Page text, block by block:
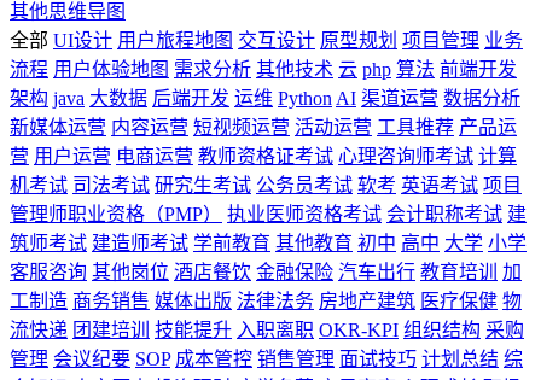
其他思维导图
全部 UI设计 用户旅程地图 交互设计 原型规划 项目管理 业务
流程 用户体验地图 需求分析 其他技术 云 php 算法 前端开发
架构 java 大数据 后端开发 运维 Python AI 渠道运营 数据分析
新媒体运营 内容运营 短视频运营 活动运营 工具推荐 产品运
营 用户运营 电商运营 教师资格证考试 心理咨询师考试 计算
机考试 司法考试 研究生考试 公务员考试 软考 英语考试 项目
管理师职业资格（PMP）
执业医师资格考试 会计职称考试 建
筑师考试 建造师考试 学前教育 其他教育 初中 高中 大学 小学
客服咨询 其他岗位 酒店餐饮 金融保险 汽车出行 教育培训
加
工制造 商务销售 媒体出版 法律法务 房地产建筑 医疗保健 物
流快递 团建培训 技能提升 入职离职 OKR-KPI 组织结构 采购
管理 会议纪要 SOP 成本管控 销售管理 面试技巧 计划总结 综